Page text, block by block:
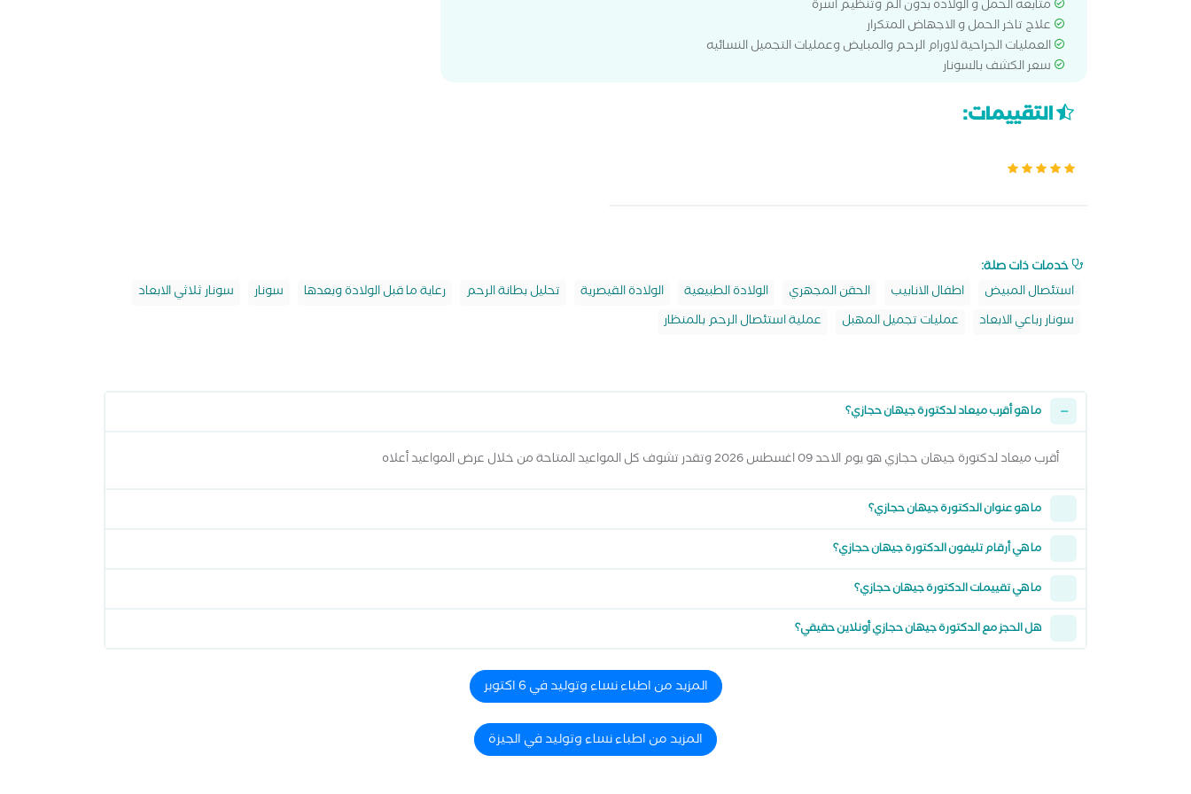
متابعه الحمل و الولاده بدون الم وتنظيم اسرة
علاج تاخر الحمل و الاجهاض المتكرار
العمليات الجراحية لاورام الرحم والمبايض وعمليات التجميل النسائيه
سعر الكشف بالسونار
التقييمات:
خدمات ذات صلة:
استئصال المبيض
اطفال الانابيب الحقن المجهري الولادة الطبيعية الولادة القيصرية تحليل بطانة الرحم رعاية ما قبل الولادة وبعدها سونار
سونار ثلاثي الابعاد
سونار رباعي الابعاد
عمليات تجميل المهبل عملية استئصال الرحم بالمنظار
ما هو أقرب ميعاد لدكتورة جيهان حجازي؟
أقرب ميعاد لدكتورة جيهان حجازي هو يوم الاحد 09 اغسطس 2026 وتقدر تشوف كل المواعيد المتاحة من خلال عرض المواعيد أعلاه
ما هو عنوان الدكتورة جيهان حجازي؟
ما هي أرقام تليفون الدكتورة جيهان حجازي؟
ما هي تقييمات الدكتورة جيهان حجازي؟
هل الحجز مع الدكتورة جيهان حجازي أونلاين حقيقي؟
المزيد من اطباء نساء وتوليد في 6 اكتوبر
المزيد من اطباء نساء وتوليد في الجيزة